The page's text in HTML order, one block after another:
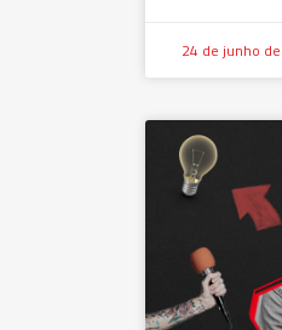
24 de junho